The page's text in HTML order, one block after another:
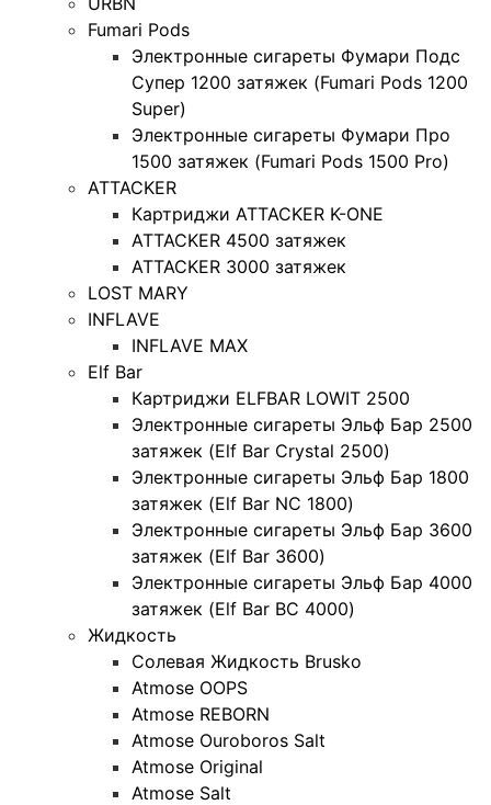
Fumari Pods
Электронные сигареты Фумари Подс
Супер 1200 затяжек (Fumari Pods 1200
Super)
Электронные сигареты Фумари Про
1500 затяжек (Fumari Pods 1500 Pro)
ATTACKER
Картриджи ATTACKER K-ONE
ATTACKER 4500 затяжек
ATTACKER 3000 затяжек
LOST MARY
INFLAVE
INFLAVE MAX
Elf Bar
Картриджи ELFBAR LOWIT 2500
Электронные сигареты Эльф Бар 2500
затяжек (Elf Bar Crystal 2500)
Электронные сигареты Эльф Бар 1800
затяжек (Elf Bar NC 1800)
Электронные сигареты Эльф Бар 3600
затяжек (Elf Bar 3600)
Электронные сигареты Эльф Бар 4000
затяжек (Elf Bar BC 4000)
Жидкость
Солевая Жидкость Brusko
Atmose OOPS
Atmose REBORN
Atmose Ouroboros Salt
Atmose Original
Atmose Salt